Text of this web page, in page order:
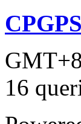
CPGPS
16